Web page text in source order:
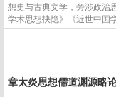
想史与古典文学，旁涉政治
学术思想抉隐》《近世中国
章太炎思想儒道渊源略